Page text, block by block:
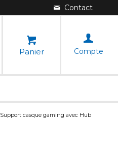
Panier Compte
Support casque gaming avec Hub